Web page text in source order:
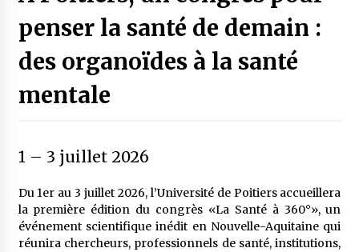
penser la santé de demain :
des organoïdes à la santé
mentale
1 – 3 juillet 2026
Du 1er au 3 juillet 2026, l’Université de Poitiers accueillera
la première édition du congrès «La Santé à 360°», un
événement scientifique inédit en Nouvelle-Aquitaine qui
réunira chercheurs, professionnels de santé, institutions,